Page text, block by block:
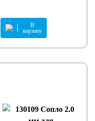
В
корзину